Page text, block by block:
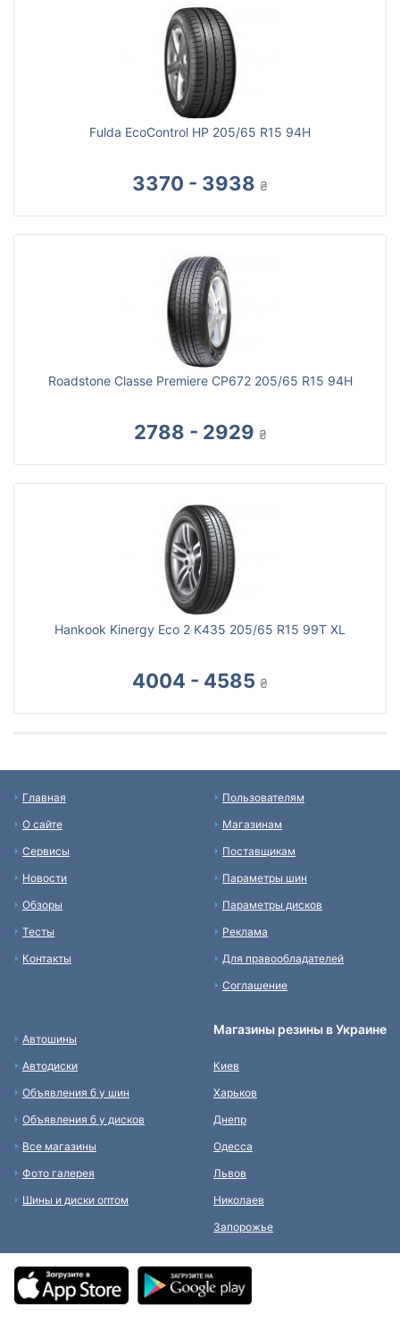
Fulda EcoControl HP 205/65 R15 94H
3370 - 3938 ₴
Roadstone Classe Premiere CP672 205/65 R15 94H
2788 - 2929 ₴
Hankook Kinergy Eco 2 K435 205/65 R15 99T XL
4004 - 4585 ₴
Главная
О сайте
Сервисы
Новости
Обзоры
Тесты
Контакты
Пользователям
Магазинам
Поставщикам
Параметры шин
Параметры дисков
Реклама
Для правообладателей
Соглашение
Автошины
Автодиски
Объявления б у шин
Объявления б у дисков
Все магазины
Фото галерея
Шины и диски оптом
Магазины резины в Украине
Киев
Харьков
Днепр
Одесса
Львов
Николаев
Запорожье